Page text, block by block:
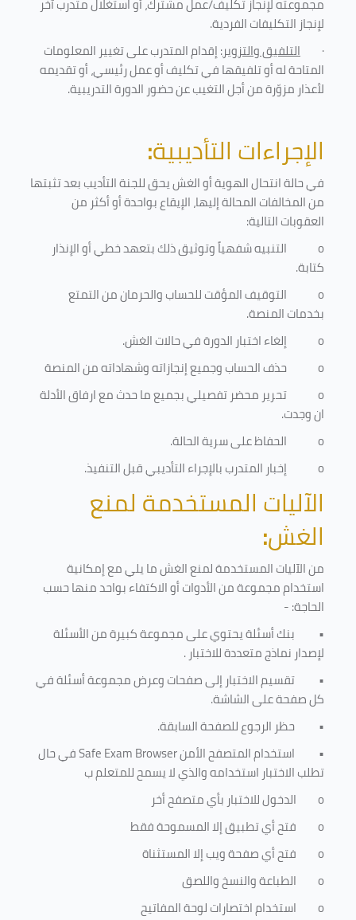
لإنجاز التكليفات الفردية.
· التلفيق والتزوير: إقدام المتدرب على تغيير المعلومات
المتاحة له أو تلفيقها في تكليف أو عمل رئيسي، أو تقديمه
لأعذار مزوّرة من أجل التغيب عن حضور الدورة التدريبية.
الإجراءات التأديبية:
في حالة انتحال الهوية أو الغش يحق للجنة التأديب بعد تثبتها
من المخالفات المحالة إليها، الإيقاع بواحدة أو أكثر من
العقوبات التالية:
o
التنبيه شفهياً وتوثيق ذلك بتعهد خطي أو الإنذار
كتابة.
o
التوقيف المؤقت للحساب والحرمان من التمتع
بخدمات المنصة.
o
إلغاء اختبار الدورة في حالات الغش.
o
حذف الحساب وجميع إنجازاته وشهاداته من المنصة
o
تحرير محضر تفصيلي بجميع ما حدث مع ارفاق الأدلة
ان وجدت.
o
الحفاظ على سرية الحالة.
o
إخبار المتدرب بالإجراء التأديبي قبل التنفيذ.
الآليات المستخدمة لمنع
الغش:
من الآليات المستخدمة لمنع الغش ما يلي مع إمكانية
استخدام مجموعة من الأدوات أو الاكتفاء بواحد منها حسب
الحاجة: -
• بنك أسئلة يحتوي على مجموعة كبيرة من الأسئلة
لإصدار نماذج متعددة للاختبار.
• تقسيم الاختبار إلى صفحات وعرض مجموعة أسئلة في
كل صفحة على الشاشة.
• حظر الرجوع للصفحة السابقة.
• استخدام المتصفح الأمنSafe Exam Browserفي حال
تطلب الاختبار استخدامه والذي لا يسمح للمتعلم ب
o
الدخول للاختبار بأي متصفح أخر
o
فتح أي تطبيق إلا المسموحة فقط
o
فتح أي صفحة ويب إلا المستثناة
o
الطباعة والنسخ واللصق
o
استخدام اختصارات لوحة المفاتيح